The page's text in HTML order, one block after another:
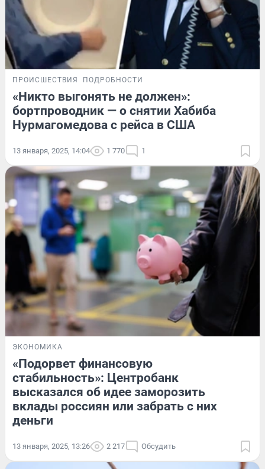
ПРОИСШЕСТВИЯ ПОДРОБНОСТИ
«Никто выгонять не должен»:
бортпроводник — о снятии Хабиба
Нурмагомедова с рейса в США
13 января, 2025, 14:04 1 770 1
ЭКОНОМИКА
«Подорвет финансовую
стабильность»: Центробанк
высказался об идее заморозить
вклады россиян или забрать с них
деньги
13 января, 2025, 13:26 2 217 Обсудить